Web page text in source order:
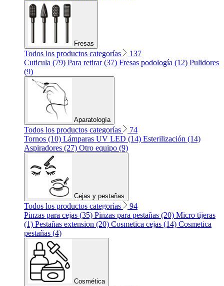
Fresas
Todos los productos categorías
137
Cuticula (79) Para retirar (37) Fresas podología (12) Pulidores
(9)
Aparatología
Todos los productos categorías
74
Tornos (10) Lámparas UV LED (14) Esterilización (14)
Aspiradores (27) Otro equipo (9)
Cejas y pestañas
Todos los productos categorías
94
Pinzas para cejas (35) Pinzas para pestañas (20) Micro tijeras
(1) Pestañas extension (20) Cosmetica cejas (14) Cosmetica
pestañas (4)
Cosmética